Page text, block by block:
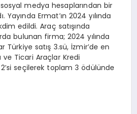
medya hesaplarından bir
Yayında Ermat’ın 2024 yılında
edildi. Araç satışında
bulunan firma; 2024 yılında
Türkiye satış 3.sü, İzmir’de en
ve Ticari Araçlar Kredi
seçilerek toplam 3 ödülünde